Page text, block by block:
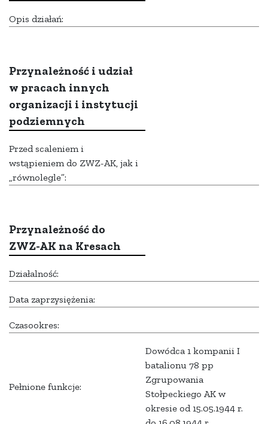
Opis działań:
Przynależność i udział
w pracach innych
organizacji i instytucji
podziemnych
Przed scaleniem i
wstąpieniem do ZWZ-AK, jak i
„równolegle”:
Przynależność do
ZWZ-AK na Kresach
Działalność:
Data zaprzysiężenia:
Czasookres:
Pełnione funkcje:
Dowódca 1 kompanii I
batalionu 78 pp
Zgrupowania
Stołpeckiego AK w
okresie od 15.05.1944 r.